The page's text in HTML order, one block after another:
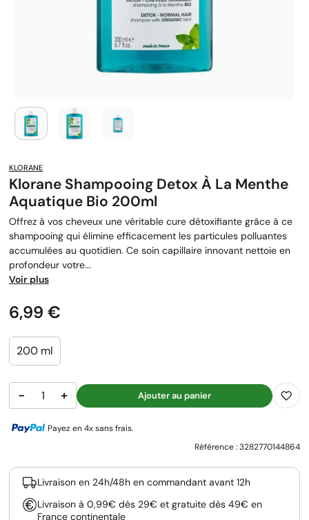
KLORANE
Klorane Shampooing Detox À La Menthe
Aquatique Bio 200ml
Offrez à vos cheveux une véritable cure détoxifiante grâce à ce
shampooing qui élimine efficacement les particules polluantes
accumulées au quotidien. Ce soin capillaire innovant nettoie en
profondeur votre...
Voir plus
Prix
6,99 €
200 ml
− + Ajouter au panier
Payez en 4x sans frais.
Référence :3282770144864
Livraison en 24h/48h en commandant avant 12h
Livraison à 0,99€ dès 29€ et gratuite dès 49€ en
France continentale